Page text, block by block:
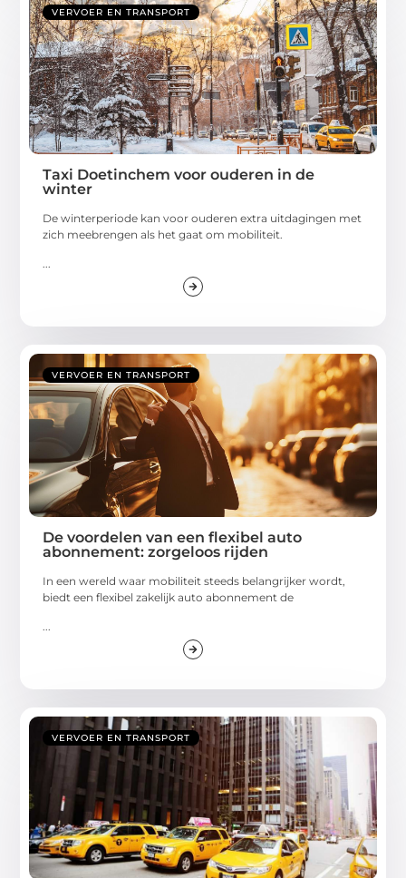
VERVOER EN TRANSPORT
Taxi Doetinchem voor ouderen in de
winter
De winterperiode kan voor ouderen extra uitdagingen met
zich meebrengen als het gaat om mobiliteit.
...
VERVOER EN TRANSPORT
De voordelen van een flexibel auto
abonnement: zorgeloos rijden
In een wereld waar mobiliteit steeds belangrijker wordt,
biedt een flexibel zakelijk auto abonnement de
...
VERVOER EN TRANSPORT